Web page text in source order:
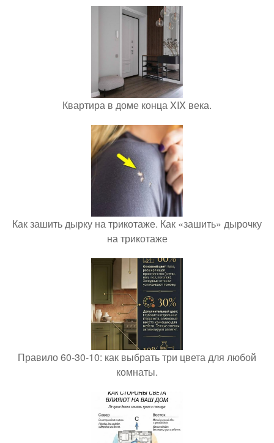
Квартира в доме конца XIX века.
Как зашить дырку на трикотаже. Как «зашить» дырочку
на трикотаже
Правило 60-30-10: как выбрать три цвета для любой
комнаты.